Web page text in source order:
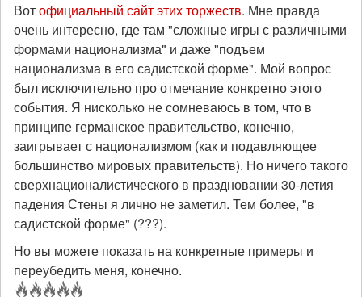
Вотофициальный сайт этих торжеств. Мне правда
очень интересно, где там "сложные игры с различными
формами национализма" и даже "подъем
национализма в его садистской форме". Мой вопрос
был исключительно про отмечание конкретно этого
события. Я нисколько не сомневаюсь в том, что в
принципе германское правительство, конечно,
заигрывает с национализмом (как и подавляющее
большинство мировых правительств). Но ничего такого
сверхнационалистического в праздновании 30-летия
падения Стены я лично не заметил. Тем более, "в
садистской форме" (???).
Но вы можете показать на конкретные примеры и
переубедить меня, конечно.